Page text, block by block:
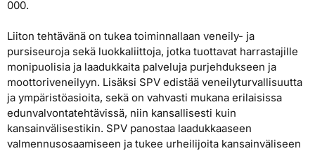
000.
Liiton tehtävänä on tukea toiminnallaan veneily- ja
pursiseuroja sekä luokkaliittoja, jotka tuottavat harrastajille
monipuolisia ja laadukkaita palveluja purjehdukseen ja
moottoriveneilyyn. Lisäksi SPV edistää veneilyturvallisuutta
ja ympäristöasioita, sekä on vahvasti mukana erilaisissa
edunvalvontatehtävissä, niin kansallisesti kuin
kansainvälisestikin. SPV panostaa laadukkaaseen
valmennusosaamiseen ja tukee urheilijoita kansainväliseen